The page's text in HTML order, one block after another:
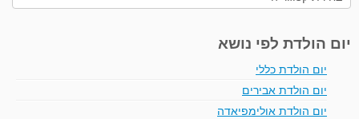
יום הולדת לפי נושא
יום הולדת כללי
יום הולדת אבירים
יום הולדת אולימפיאדה